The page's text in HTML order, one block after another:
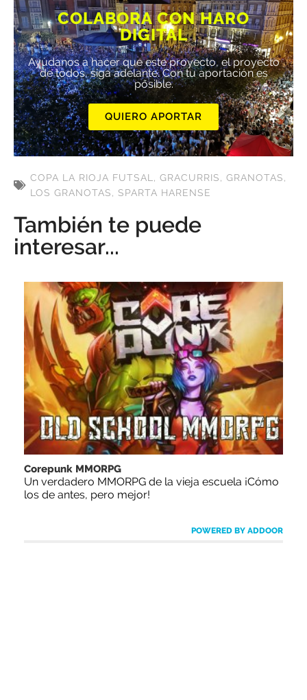
COLABORA CON HARO
DIGITAL
Ayúdanos a hacer que este proyecto, el proyecto
de todos, siga adelante. Con tu aportación es
posible.
QUIERO APORTAR
COPA LA RIOJA FUTSAL , GRACURRIS, GRANOTAS,
LOS GRANOTAS, SPARTA HARENSE
También te puede
interesar...
Corepunk MMORPG
Un verdadero MMORPG de la vieja escuela ¡Cómo
los de antes, pero mejor!
POWERED BY ADDOOR